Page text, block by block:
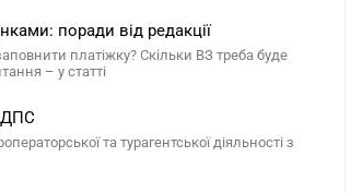
поради від редакції
платіжку? Скільки ВЗ треба буде
– у статті
ДПС
та турагентської діяльності з